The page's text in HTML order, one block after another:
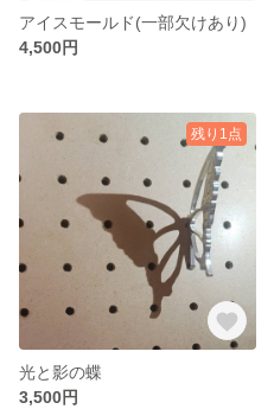
アイスモールド(一部欠けあり)
4,500円
残り1点
光と影の蝶
3,500円